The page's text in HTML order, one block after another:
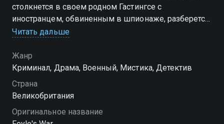
столкнется в своем родном Гастингсе с
иностранцем, обвиненным в шпионаже, разберется
с похищением бензина на топливном складе и
которому продукция из Великобритании сможет
уходить врагам. А еще Кристофер Фойл попробует
решить свои сердечные дела с Самантой, что
посложнее всех его расследований!
Посмотреть онлайн 2 сезон сериала Война Фойла
Читать дальше
Жанр
Криминал, Драма, Военный, Мистика, Детектив
Страна
Великобритания
Оригинальное название